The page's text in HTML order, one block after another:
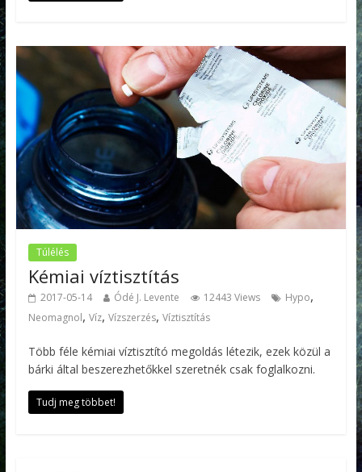
Túlélés
Kémiai víztisztítás
2017-05-14 Ódé J. Levente 12443 Views Hypo,
Neomagnol, Víz, Vízszerzés, Víztisztítás
Több féle kémiai víztisztító megoldás létezik, ezek közül a
bárki által beszerezhetőkkel szeretnék csak foglalkozni.
Tudj meg többet!